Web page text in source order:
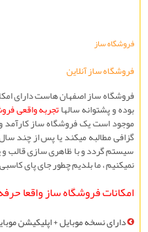
فروشگاه ساز
فروشگاه ساز آنلاین
فروشگاه ساز اصفهان هاست دارای
بوده و پشتوانه سالهاتجربه واقعی
موجود است یک فروشگاه ساز کارآمد
گزافی مطالبه میکند یا پس از چند
سيستم گردد و با ظاهری سازی قالب و
نميکنيم ، ما بلديم چطور جای پای
امکانات فروشگاه ساز واقعا
دارای نسخه موبايل + اپليکيشن